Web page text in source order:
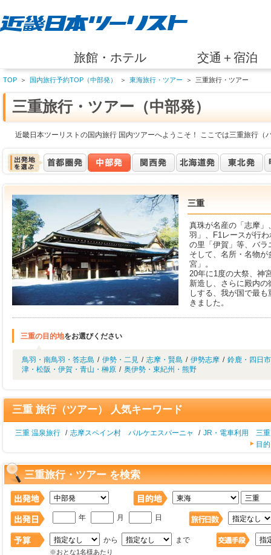
旅館・ホテル 交通＋宿泊
TOP ＞ 国内旅行予約TOP（中部発） ＞ 東海旅行・ツアー ＞ 三重旅行・ツアー
三重旅行・ツアー（中部発）
近畿日本ツーリストの国内旅行 国内ツアーへようこそ！ ここでは三重旅行（
三重
真珠が名産の「志摩
羽」、F1レースが行
の里「伊賀」等、バ
そして、名所・名物
宮」。
20年に1度の大祭、神
新造し、さらに殿内
しする、我が国で最
きました。
三重の目的地をお選びください
鳥羽・南鳥羽・答志島 / 伊勢・二見 / 志摩・賢島 / 伊勢志摩 / 鈴鹿・四日
津・松阪・伊賀・青山・榊原 / 奥伊勢・東紀州・熊野
三重 旅行（ツアー） 人気キーワード
三重 温泉旅行 / 志摩スペイン村 パルケエスパーニャ / JR・電車利用 三重
目
三重旅行・ツアー を検索
年 月 日
から まで
※おとな1名様あたり